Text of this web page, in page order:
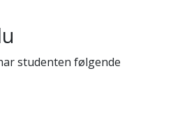
studenten følgende